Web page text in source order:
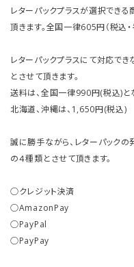
レターパックプラスが選択でき
頂きます。全国一律605円（税込
レターパックプラスにて対応で
とさせて頂きます。
送料は、全国一律990円(税込)と
北海道、沖縄は、1,650円(税込)
誠に勝手ながら、レターパック
の４種類とさせて頂きます。
○クレジット決済
○AmazonPay
○PayPal
○PayPay